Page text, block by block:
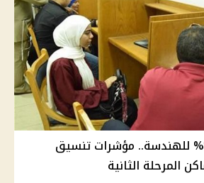
92.8% للطب و87.9% للهندسة.. مؤشرات تنسيق